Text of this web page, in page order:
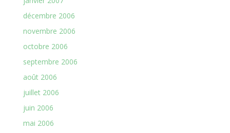
décembre 2006
novembre 2006
octobre 2006
septembre 2006
août 2006
juillet 2006
juin 2006
mai 2006